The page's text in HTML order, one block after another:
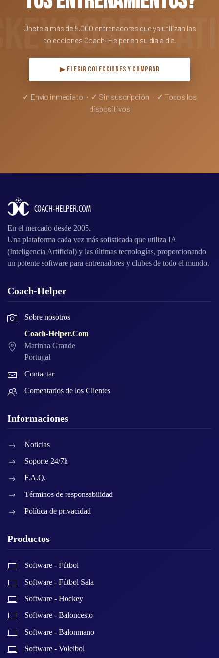
Únete a más de 5.000 entrenadores que ya utilizan las
colecciones Coach-Helper en su día a día.
▶ ELEGIR COLECCIONES Y COMPRAR
✓ Envío inmediato · ✓ Sin suscripción · ✓ Todos los
dispositivos
En el mercado desde 2005.
Una plataforma cada vez más sofisticada que utiliza IA
(Inteligencia Artificial) y las últimas tecnologías, proporcionando
un potente software para entrenadores y clubes de todo el mundo.
Coach-Helper
Sobre nosotros
Coach-Helper.Com
Marinha Grande
Portugal
Contactar
Comentarios de los Clientes
Informaciones
Noticias
Soporte 24/7h
F.A.Q.
Términos de responsabilidad
Política de privacidad
Productos
Software - Fútbol
Software - Fútbol Sala
Software - Hockey
Software - Baloncesto
Software - Balonmano
Software - Voleibol